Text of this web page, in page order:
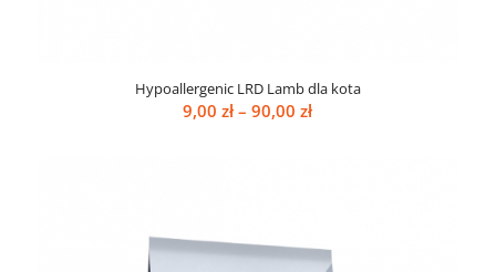
Hypoallergenic LRD Lamb dla kota
9,00zł – 90,00złZakres
90,00 zł